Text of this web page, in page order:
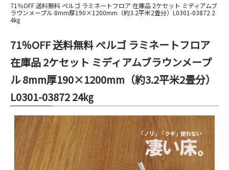
71％OFF 送料無料 ぺルゴ ラミネートフロア 在庫品 2ケセット ミディアムブ
ラウンメープル 8mm厚190×1200mm（約3.2平米2畳分）L0301-03872 2
4㎏
71％OFF 送料無料 ぺルゴ ラミネートフロア
在庫品 2ケセット ミディアムブラウンメープ
ル 8mm厚190×1200mm（約3.2平米2畳分）
L0301-03872 24㎏